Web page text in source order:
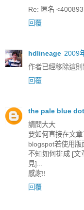
Re: 匿名
回覆
hdlineage 2009
作者已經移除這則
回覆
the pale blue dot
請問大大
要如何直接在文
blogspot若使用
不知如何排成 [文
見]...
感謝!!
回覆